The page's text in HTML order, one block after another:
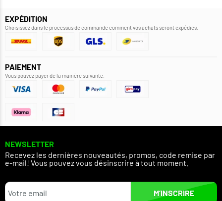
EXPÉDITION
Choisissez dans le processus de commande comment vos achats seront expédiés.
PAIEMENT
Vous pouvez payer de la manière suivante.
NEWSLETTER
Recevez les dernières nouveautés, promos, code remise par
e-mail! Vous pouvez vous désinscrire à tout moment.
M’INSCRIRE